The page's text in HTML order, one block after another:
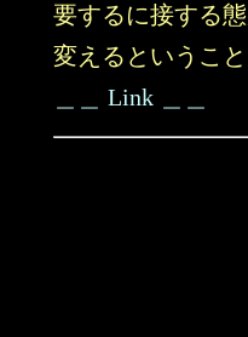
要するに接する
変えるということ
＿＿ Link ＿＿